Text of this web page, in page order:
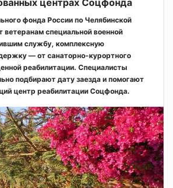
центрах Соцфонда
фонда России по Челябинской
ветеранам специальной военной
службу, комплексную
— от санаторно-курортного
реабилитации. Специалисты
подбирают дату заезда и помогают
центр реабилитации Соцфонда.